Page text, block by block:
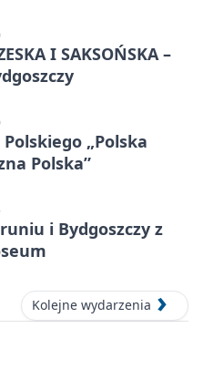
I SAKSOŃSKA –
„Polska
Polska”
i Bydgoszczy z
Kolejne wydarzenia